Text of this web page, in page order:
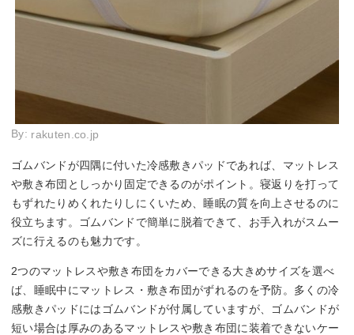
By: rakuten.co.jp
ゴムバンドが四隅に付いた冷感敷きパッドであれば、マットレス
や敷き布団としっかり固定できるのがポイント。寝返りを打って
もずれたりめくれたりしにくいため、睡眠の質を向上させるのに
役立ちます。ゴムバンドで簡単に脱着できて、お手入れがスムー
ズに行えるのも魅力です。
2つのマットレスや敷き布団をカバーできる大きめサイズを選べ
ば、睡眠中にマットレス・敷き布団がずれるのを予防。多くの冷
感敷きパッドにはゴムバンドが付属していますが、ゴムバンドが
短い場合は厚みのあるマットレスや敷き布団に装着できないケー